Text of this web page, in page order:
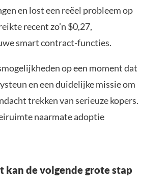
en lost een reëel probleem op
recent zo’n $0,27,
smart contract-functies.
op een moment dat
en een duidelijke missie om
trekken van serieuze kopers.
naarmate adoptie
de volgende grote stap